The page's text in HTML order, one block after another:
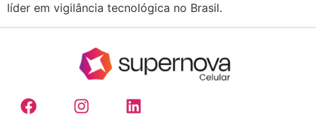
líder em vigilância tecnológica no Brasil.